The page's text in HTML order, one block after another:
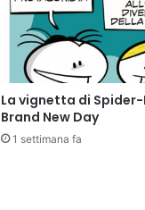
La vignetta di Spider-
Brand New Day
1 settimana fa